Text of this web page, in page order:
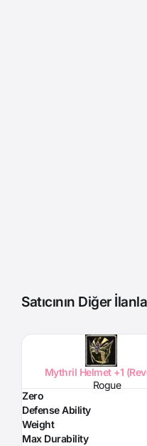
Satıcının Diğer
Mythril Helmet +1
Rogue
Zero
Defense Ability
Weight
Max Durability